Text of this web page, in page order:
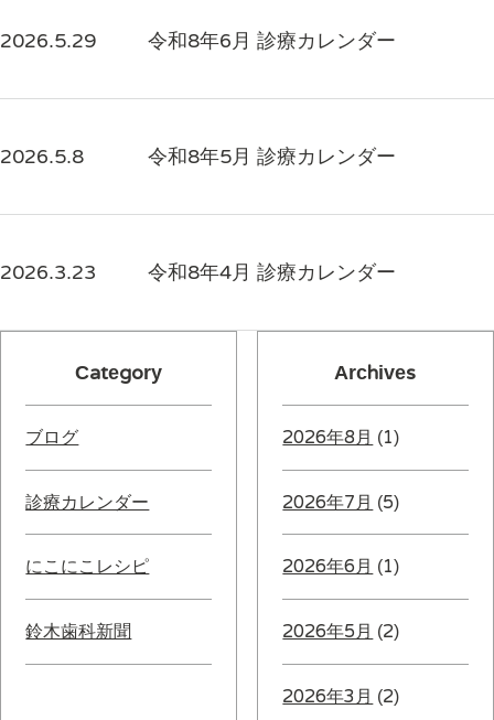
2026.5.29 令和8年6月 診療カレンダー
2026.5.8 令和8年5月 診療カレンダー
2026.3.23 令和8年4月 診療カレンダー
Category
ブログ
診療カレンダー
にこにこレシピ
鈴木歯科新聞
Archives
2026年8月 (1)
2026年7月 (5)
2026年6月 (1)
2026年5月 (2)
2026年3月 (2)